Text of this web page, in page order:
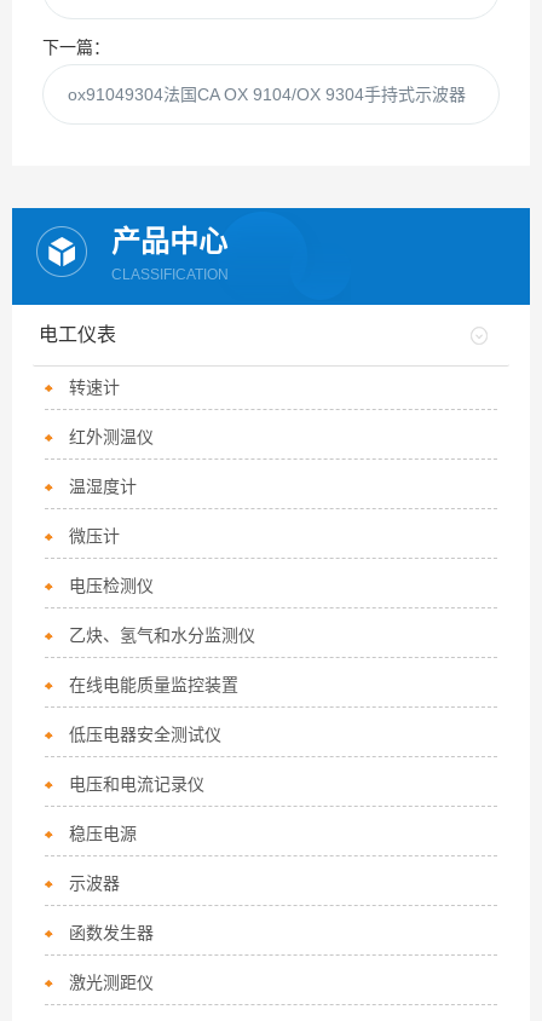
下一篇：
ox91049304法国CA OX 9104/OX 9304手持式示波器
产品中心
CLASSIFICATION
电工仪表
转速计
红外测温仪
温湿度计
微压计
电压检测仪
乙炔、氢气和水分监测仪
在线电能质量监控装置
低压电器安全测试仪
电压和电流记录仪
稳压电源
示波器
函数发生器
激光测距仪